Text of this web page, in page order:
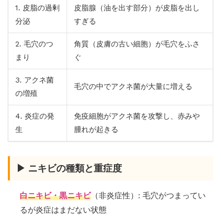
1. 皮脂の過剰
分泌
皮脂腺（油を出す部分）が皮脂を出し
すぎる
2. 毛穴のつ
まり
角質（皮膚の古い細胞）が毛穴をふさ
ぐ
3. アクネ菌
の増殖
毛穴の中でアクネ菌が大量に増える
4. 炎症の発
生
免疫細胞がアクネ菌を攻撃し、赤みや
腫れが起きる
▶ ニキビの種類と重症度
白ニキビ・黒ニキビ（非炎症性）: 毛穴がつまってい
るが炎症はまだない状態